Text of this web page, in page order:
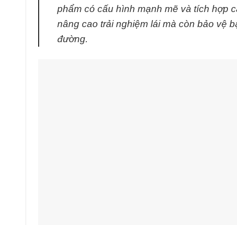
phẩm có cấu hình mạnh mẽ và tích hợp
nâng cao trải nghiệm lái mà còn bảo vệ
đường.